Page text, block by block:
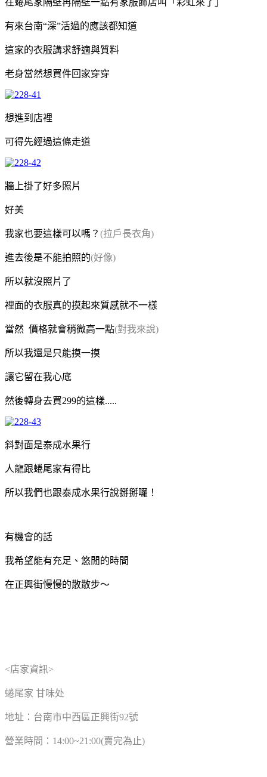
有來台南“深”活過的應該都知道
這家的衣服講求舒適與質料
老身當然想買件回家穿穿
想進到店裡
可得先經過這條走道
牆上掛了好多照片
好美
我家也要這樣可以嗎？ (拉戶長衣角)
進去後是不能拍照的(好像)
所以就沒照片了
裡面的衣服真的摸起來質感就不一樣
當然 價格就會稍微高一點(對我來說)
所以我還是只能摸一摸
讓它留在我心底
然後轉身去買299的這樣.....
斜對面是泰成水果行
人龍跟蜷尾家有得比
所以我們也跟泰成水果行說掰掰囉！
有機會的話
我希望能有充足、悠閒的時間
在正興街慢慢的散散步～
<店家資訊>
蜷尾家 甘味处
地址：台南市中西區正興街92號
營業時間：14:00~21:00(賣完為止)